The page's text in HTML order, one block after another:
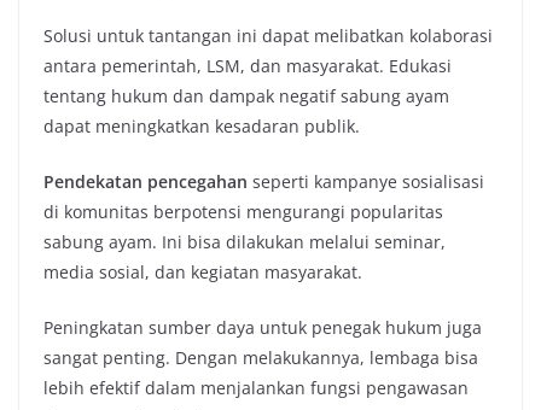
Solusi untuk tantangan ini dapat melibatkan kolaborasi
antara pemerintah, LSM, dan masyarakat. Edukasi
tentang hukum dan dampak negatif sabung ayam
dapat meningkatkan kesadaran publik.
Pendekatan pencegahan seperti kampanye sosialisasi
di komunitas berpotensi mengurangi popularitas
sabung ayam. Ini bisa dilakukan melalui seminar,
media sosial, dan kegiatan masyarakat.
Peningkatan sumber daya untuk penegak hukum juga
sangat penting. Dengan melakukannya, lembaga bisa
lebih efektif dalam menjalankan fungsi pengawasan